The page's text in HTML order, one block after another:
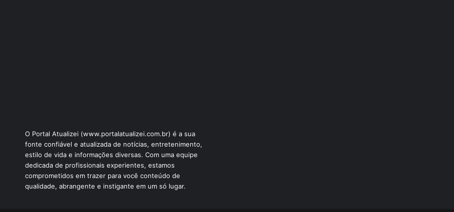
O Portal Atualizei (www.portalatualizei.com.br) é a sua
fonte confiável e atualizada de notícias, entretenimento,
estilo de vida e informações diversas. Com uma equipe
dedicada de profissionais experientes, estamos
comprometidos em trazer para você conteúdo de
qualidade, abrangente e instigante em um só lugar.